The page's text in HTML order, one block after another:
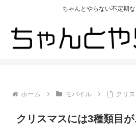
ちゃんとやらない不定期
ホーム モバイル クリ
クリスマスには3種類目